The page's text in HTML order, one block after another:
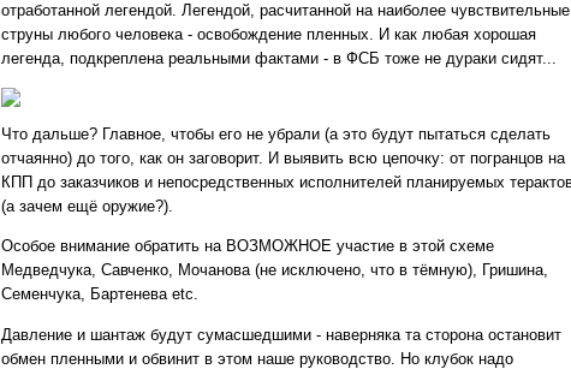
отработанной легендой. Легендой, расчитанной на наиболее чувствительные
струны любого человека - освобождение пленных. И как любая хорошая
легенда, подкреплена реальными фактами - в ФСБ тоже не дураки сидят...
Что дальше? Главное, чтобы его не убрали (а это будут пытаться сделать
отчаянно) до того, как он заговорит. И выявить всю цепочку: от погранцов на
КПП до заказчиков и непосредственных исполнителей планируемых
(а зачем ещё оружие?).
Особое внимание обратить на ВОЗМОЖНОЕ участие в этой схеме
Медведчука, Савченко, Мочанова (не исключено, что в тёмную), Гришина,
Семенчука, Бартенева etc.
Давление и шантаж будут сумасшедшими - наверняка та сторона остановит
обмен пленными и обвинит в этом наше руководство. Но клубок надо